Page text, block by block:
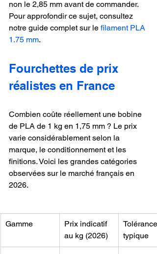
non le 2,85 mm avant de commander.
Pour approfondir ce sujet, consultez
notre guide complet sur le filament PLA
1.75 mm.
Fourchettes de prix
réalistes en France
Combien coûte réellement une bobine
de PLA de 1 kg en 1,75 mm ? Le prix
varie considérablement selon la
marque, le conditionnement et les
finitions. Voici les grandes catégories
observées sur le marché français en
2026.
Gamme
Prix indicatif
au kg (2026)
Tolérance
typique